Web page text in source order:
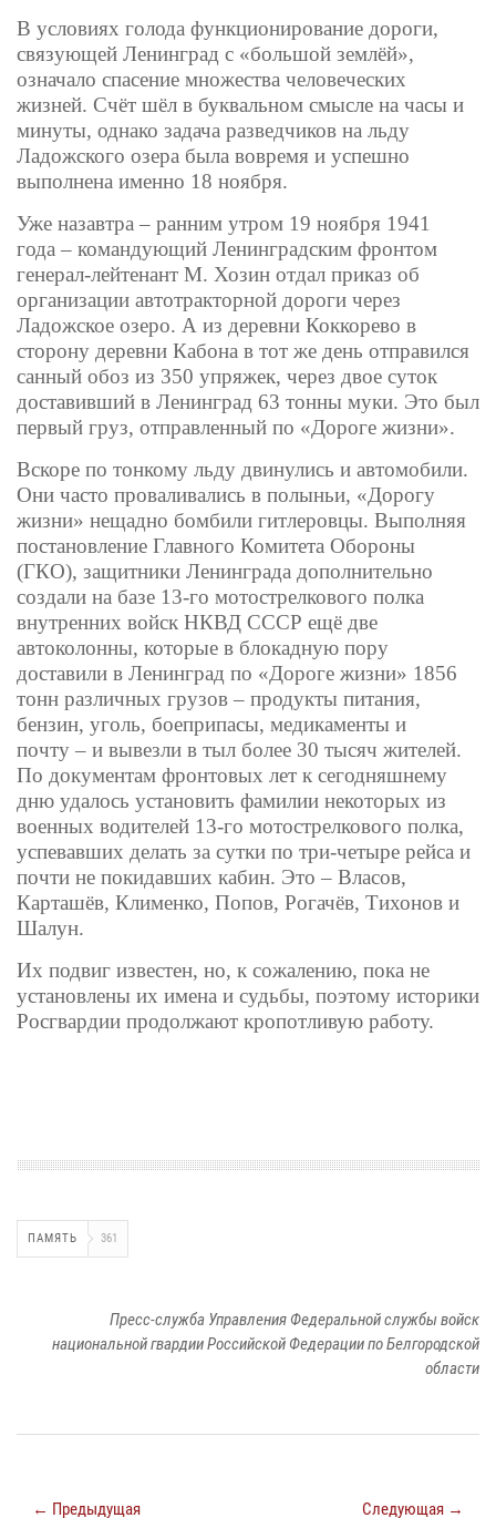
В условиях голода функционирование дороги,
связующей Ленинград с «большой землёй»,
означало спасение множества человеческих
жизней. Счёт шёл в буквальном смысле на часы и
минуты, однако задача разведчиков на льду
Ладожского озера была вовремя и успешно
выполнена именно 18 ноября.
Уже назавтра – ранним утром 19 ноября 1941
года – командующий Ленинградским фронтом
генерал-лейтенант М. Хозин отдал приказ об
организации автотракторной дороги через
Ладожское озеро. А из деревни Коккорево в
сторону деревни Кабона в тот же день отправился
санный обоз из 350 упряжек, через двое суток
доставивший в Ленинград 63 тонны муки. Это был
первый груз, отправленный по «Дороге жизни».
Вскоре по тонкому льду двинулись и автомобили.
Они часто проваливались в полыньи, «Дорогу
жизни» нещадно бомбили гитлеровцы. Выполняя
постановление Главного Комитета Обороны
(ГКО), защитники Ленинграда дополнительно
создали на базе 13-го мотострелкового полка
внутренних войск НКВД СССР ещё две
автоколонны, которые в блокадную пору
доставили в Ленинград по «Дороге жизни» 1856
тонн различных грузов – продукты питания,
бензин, уголь, боеприпасы, медикаменты и
почту – и вывезли в тыл более 30 тысяч жителей.
По документам фронтовых лет к сегодняшнему
дню удалось установить фамилии некоторых из
военных водителей 13-го мотострелкового полка,
успевавших делать за сутки по три-четыре рейса и
почти не покидавших кабин. Это – Власов,
Карташёв, Клименко, Попов, Рогачёв, Тихонов и
Шалун.
Их подвиг известен, но, к сожалению, пока не
установлены их имена и судьбы, поэтому историки
Росгвардии продолжают кропотливую работу.
ПАМЯТЬ 361
Пресс-служба Управления Федеральной службы войск
национальной гвардии Российской Федерации по Белгородской
области
← Предыдущая Следующая →